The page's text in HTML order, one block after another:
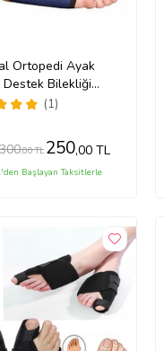
Ortopedi Ayak
Destek Bilekliği
Bandı
(Siyah-Mavi)
(1)
300,00 TL 250,00 TL
Başlayan Taksitlerle